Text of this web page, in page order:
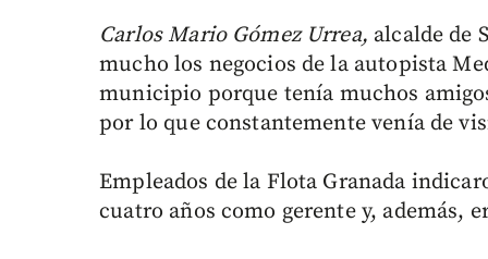
Carlos Mario Gómez Urrea, alcalde de
mucho los negocios de la autopista
municipio porque tenía muchos
por lo que constantemente venía de
Empleados de la Flota Granada
cuatro años como gerente y, además,